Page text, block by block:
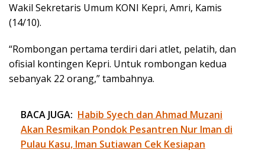
Wakil Sekretaris Umum KONI Kepri, Amri, Kamis
(14/10).
“Rombongan pertama terdiri dari atlet, pelatih, dan
ofisial kontingen Kepri. Untuk rombongan kedua
sebanyak 22 orang,” tambahnya.
BACA JUGA: Habib Syech dan Ahmad Muzani
Akan Resmikan Pondok Pesantren Nur Iman di
Pulau Kasu, Iman Sutiawan Cek Kesiapan